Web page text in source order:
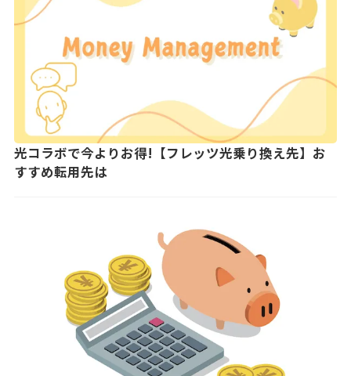
光コラボで今よりお得!【フレッツ光乗り換え先】お
すすめ転用先は